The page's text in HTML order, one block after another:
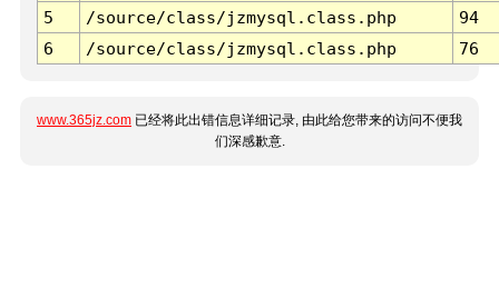
5
/source/class/jzmysql.class.php
94
6
/source/class/jzmysql.class.php 76
www.365jz.com 已经将此出错信息详细记录, 由此给您带来的访问不便我
们深感歉意.